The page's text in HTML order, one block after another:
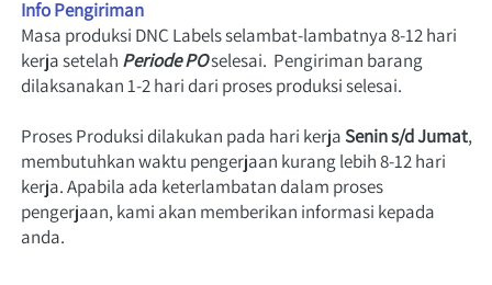
Info Pengiriman
Masa produksi DNC Labels selambat-lambatnya 8-12 hari
kerja setelah Periode PO selesai.  Pengiriman barang
dilaksanakan 1-2 hari dari proses produksi selesai.
Proses Produksi dilakukan pada hari kerja Senin s/d Jumat,
membutuhkan waktu pengerjaan kurang lebih 8-12 hari
kerja. Apabila ada keterlambatan dalam proses
pengerjaan, kami akan memberikan informasi kepada
anda.